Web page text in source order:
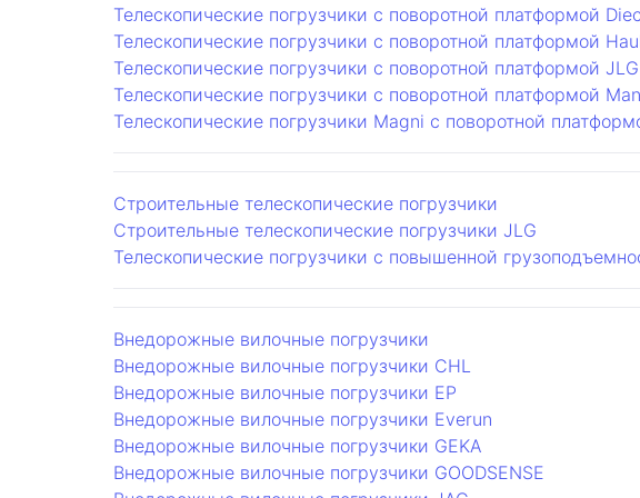
Телескопические погрузчики с поворотной платформой
Телескопические погрузчики с поворотной платформой
Телескопические погрузчики с поворотной платформой JLG
Телескопические погрузчики с поворотной платформой
Телескопические погрузчики Magni с поворотной
Строительные телескопические погрузчики
Строительные телескопические погрузчики JLG
Телескопические погрузчики с повышенной
Внедорожные вилочные погрузчики
Внедорожные вилочные погрузчики CHL
Внедорожные вилочные погрузчики EP
Внедорожные вилочные погрузчики Everun
Внедорожные вилочные погрузчики GEKA
Внедорожные вилочные погрузчики GOODSENSE